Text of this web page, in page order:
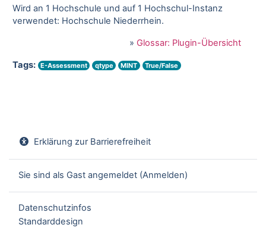
Wird an 1 Hochschule und auf 1 Hochschul-Instanz
verwendet: Hochschule Niederrhein.
» Glossar: Plugin-Übersicht
Tags: E-Assessment qtype MINT True/False
Erklärung zur Barrierefreiheit
Sie sind als Gast angemeldet (Anmelden)
Datenschutzinfos
Standarddesign